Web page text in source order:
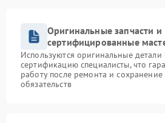
Оригинальные запчасти и
сертифицированные
Используются оригинальные
сертификацию специалисты, что
работу после ремонта и
обязательств